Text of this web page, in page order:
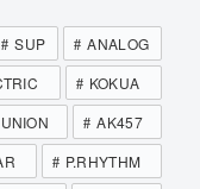
SUP
ANALOG
KOKUA
UNION
AK457
P.RHYTHM